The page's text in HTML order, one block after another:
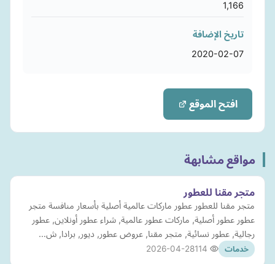
1,166
تاريخ الإضافة
2020-02-07
افتح الموقع
مواقع مشابهة
متجر مقنا للعطور
متجر مقنا للعطور عطور ماركات عالمية أصلية بأسعار منافسة متجر
عطور عطور أصلية, ماركات عطور عالمية, شراء عطور أونلاين, عطور
رجالية, عطور نسائية, متجر مقنا, عروض عطور, ديور, برادا, ش…
خدمات 2026-04-28